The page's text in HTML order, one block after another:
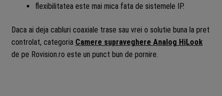
flexibilitatea este mai mica fata de sistemele IP.
Daca ai deja cabluri coaxiale trase sau vrei o solutie buna la pret
controlat, categoria Camere supraveghere Analog HiLook
de pe Rovision.ro este un punct bun de pornire.